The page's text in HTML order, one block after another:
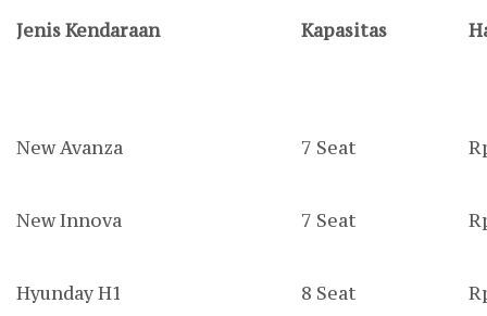
Jenis Kendaraan Kapasitas
New Avanza 7 Seat
New Innova 7 Seat
Hyunday H1 8 Seat